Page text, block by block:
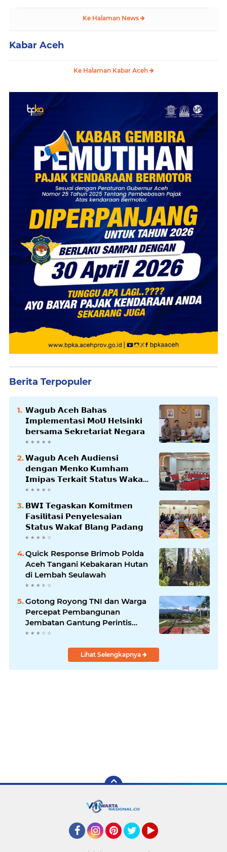
Ke Halaman News
Kabar Aceh
Ke Halaman Kabar Aceh
Berita Terpopuler
𝗪𝗮𝗴𝘂𝗯 𝗔𝗰𝗲𝗵 𝗕𝗮𝗵𝗮𝘀
𝗜𝗺𝗽𝗹𝗲𝗺𝗲𝗻𝘁𝗮𝘀𝗶 𝗠𝗼𝗨 𝗛𝗲𝗹𝘀𝗶𝗻𝗸𝗶
𝗯𝗲𝗿𝘀𝗮𝗺𝗮 𝗦𝗲𝗸𝗿𝗲𝘁𝗮𝗿𝗶𝗮𝘁 𝗡𝗲𝗴𝗮𝗿𝗮
𝗪𝗮𝗴𝘂𝗯 𝗔𝗰𝗲𝗵 𝗔𝘂𝗱𝗶𝗲𝗻𝘀𝗶
𝗱𝗲𝗻𝗴𝗮𝗻 𝗠𝗲𝗻𝗸𝗼 𝗞𝘂𝗺𝗵𝗮𝗺
𝗜𝗺𝗶𝗽𝗮𝘀 𝗧𝗲𝗿𝗸𝗮𝗶𝘁 𝗦𝘁𝗮𝘁𝘂𝘀 𝗪𝗮𝗸𝗮𝗳
𝗕𝗹𝗮𝗻𝗴𝗽𝗮𝗱𝗮𝗻𝗴
𝗕𝗪𝗜 𝗧𝗲𝗴𝗮𝘀𝗸𝗮𝗻 𝗞𝗼𝗺𝗶𝘁𝗺𝗲𝗻
𝗙𝗮𝘀𝗶𝗹𝗶𝘁𝗮𝘀𝗶 𝗣𝗲𝗻𝘆𝗲𝗹𝗲𝘀𝗮𝗶𝗮𝗻
𝗦𝘁𝗮𝘁𝘂𝘀 𝗪𝗮𝗸𝗮𝗳 𝗕𝗹𝗮𝗻𝗴 𝗣𝗮𝗱𝗮𝗻𝗴
Quick Response Brimob Polda
Aceh Tangani Kebakaran Hutan
di Lembah Seulawah
Gotong Royong TNI dan Warga
Percepat Pembangunan
Jembatan Gantung Perintis
Kuta Ujung Aceh Tenggara
Lihat Selengkapnya